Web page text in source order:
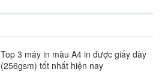
Top 3 máy in màu A4 in được giấy dày
(256gsm) tốt nhất hiện nay